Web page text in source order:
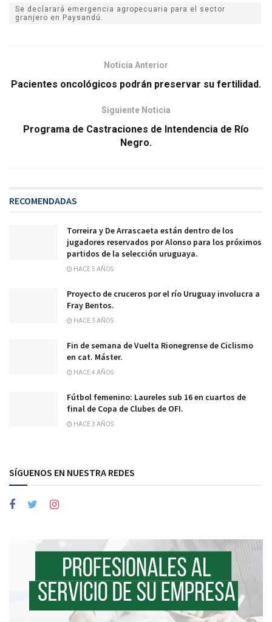
Se declarará emergencia agropecuaria para el sector
granjero en Paysandú.
Noticia Anterior
Pacientes oncológicos podrán preservar su fertilidad.
Siguiente Noticia
Programa de Castraciones de Intendencia de Río
Negro.
RECOMENDADAS
Torreira y De Arrascaeta están dentro de los
jugadores reservados por Alonso para los próximos
partidos de la selección uruguaya.
HACE 5 AÑOS
Proyecto de cruceros por el río Uruguay involucra a
Fray Bentos.
HACE 3 AÑOS
Fin de semana de Vuelta Rionegrense de Ciclismo
en cat. Máster.
HACE 4 AÑOS
Fútbol femenino: Laureles sub 16 en cuartos de
final de Copa de Clubes de OFI.
HACE 3 AÑOS
SÍGUENOS EN NUESTRA REDES